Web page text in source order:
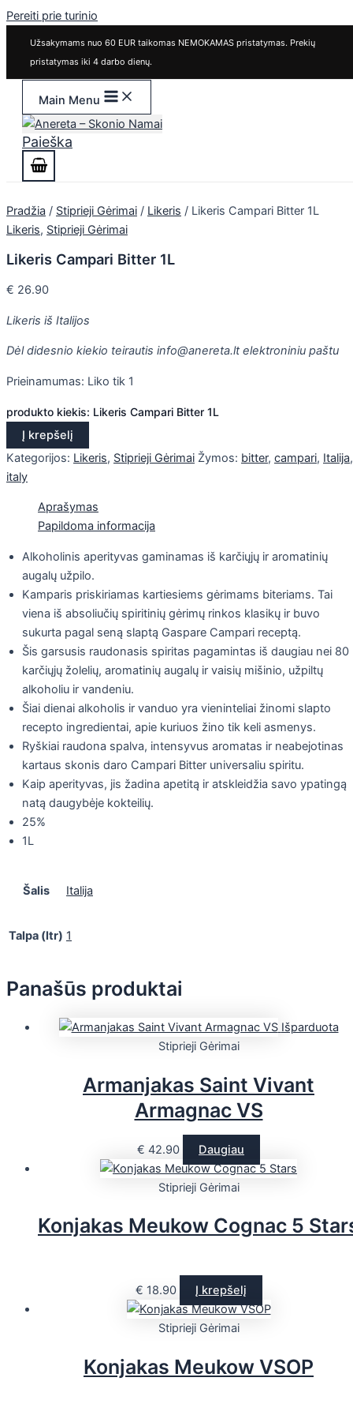
Pereiti prie turinio
Užsakymams nuo 60 EUR taikomas NEMOKAMAS pristatymas. Prekių
pristatymas iki 4 darbo dienų.
Main Menu
Paieška
Pradžia / Stiprieji Gėrimai / Likeris / Likeris Campari Bitter 1L
Likeris, Stiprieji Gėrimai
Likeris Campari Bitter 1L
€ 26.90
Likeris iš Italijos
Dėl didesnio kiekio teirautis info@anereta.lt elektroniniu paštu
Prieinamumas: Liko tik 1
produkto kiekis: Likeris Campari Bitter 1L
Į krepšelį
Kategorijos: Likeris, Stiprieji Gėrimai Žymos: bitter, campari, Italija,
italy
Aprašymas
Papildoma informacija
Alkoholinis aperityvas gaminamas iš karčiųjų ir aromatinių
augalų užpilo.
Kamparis priskiriamas kartiesiems gėrimams biteriams. Tai
viena iš absoliučių spiritinių gėrimų rinkos klasikų ir buvo
sukurta pagal seną slaptą Gaspare Campari receptą.
Šis garsusis raudonasis spiritas pagamintas iš daugiau nei 80
karčiųjų žolelių, aromatinių augalų ir vaisių mišinio, užpiltų
alkoholiu ir vandeniu.
Šiai dienai alkoholis ir vanduo yra vieninteliai žinomi slapto
recepto ingredientai, apie kuriuos žino tik keli asmenys.
Ryškiai raudona spalva, intensyvus aromatas ir neabejotinas
kartaus skonis daro Campari Bitter universaliu spiritu.
Kaip aperityvas, jis žadina apetitą ir atskleidžia savo ypatingą
natą daugybėje kokteilių.
25%
1L
Šalis Italija
Talpa (ltr) 1
Panašūs produktai
Išparduota
Stiprieji Gėrimai
Armanjakas Saint Vivant
Armagnac VS
€ 42.90 Daugiau
Stiprieji Gėrimai
Konjakas Meukow Cognac 5
€ 18.90 Į krepšelį
Stiprieji Gėrimai
Konjakas Meukow VSOP